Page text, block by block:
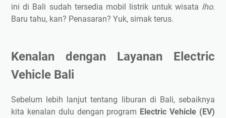
ini di Bali sudah tersedia mobil listrik untuk wisata lho.
Baru tahu, kan? Penasaran? Yuk, simak terus.
Kenalan dengan Layanan Electric
Vehicle Bali
Sebelum lebih lanjut tentang liburan di Bali, sebaiknya
kita kenalan dulu dengan program Electric Vehicle (EV)